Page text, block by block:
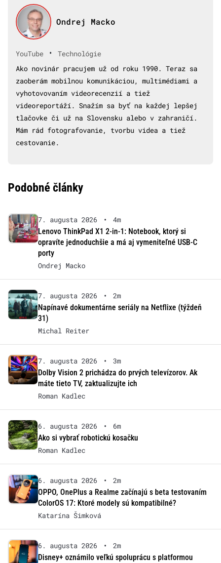
Ondrej Macko
YouTube •
Technológie
Ako novinár pracujem už od roku 1990. Teraz sa
zaoberám mobilnou komunikáciou, multimédiami a
vyhotovovaním videorecenzií a tiež
videoreportáží. Snažím sa byť na každej lepšej
tlačovke či už na Slovensku alebo v zahraničí.
Mám rád fotografovanie, tvorbu videa a tiež
cestovanie.
Podobné články
7. augusta 2026 •
4m
Lenovo ThinkPad X1 2-in-1: Notebook, ktorý si
opravíte jednoduchšie a má aj vymeniteľné USB-C
porty
Ondrej Macko
7. augusta 2026 •
2m
Napínavé dokumentárne seriály na Netflixe (týždeň
31)
Michal Reiter
7. augusta 2026 •
3m
Dolby Vision 2 prichádza do prvých televízorov. Ak
máte tieto TV, zaktualizujte ich
Roman Kadlec
6. augusta 2026 •
6m
Ako si vybrať robotickú kosačku
Roman Kadlec
6. augusta 2026 •
2m
OPPO, OnePlus a Realme začínajú s beta testovaním
ColorOS 17: Ktoré modely sú kompatibilné?
Katarína Šimková
6. augusta 2026 •
2m
Disney+ oznámilo veľkú spoluprácu s platformou